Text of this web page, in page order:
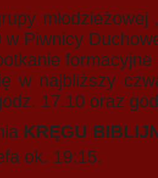
młodzieżowej
w Piwnicy
w najbliższy
17.10 oraz
KRĘGU
ok. 19:15.